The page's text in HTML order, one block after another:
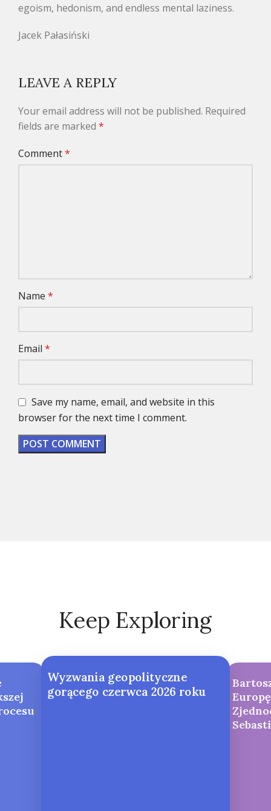
egoism, hedonism, and endless mental laziness.
Jacek Pałasiński
LEAVE A REPLY
Your email address will not be published. Required
fields are marked *
Comment*
Name *
Email *
Save my name, email, and website in this
browser for the next time I comment.
Keep Exploring
Wyzwania geopolityczne
gorącego czerwca 2026 roku